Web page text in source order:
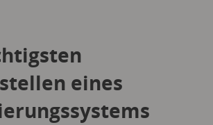
eines